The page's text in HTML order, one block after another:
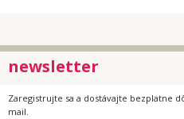
newsletter
Zaregistrujte sa a dostávajte bezplatne
mail.